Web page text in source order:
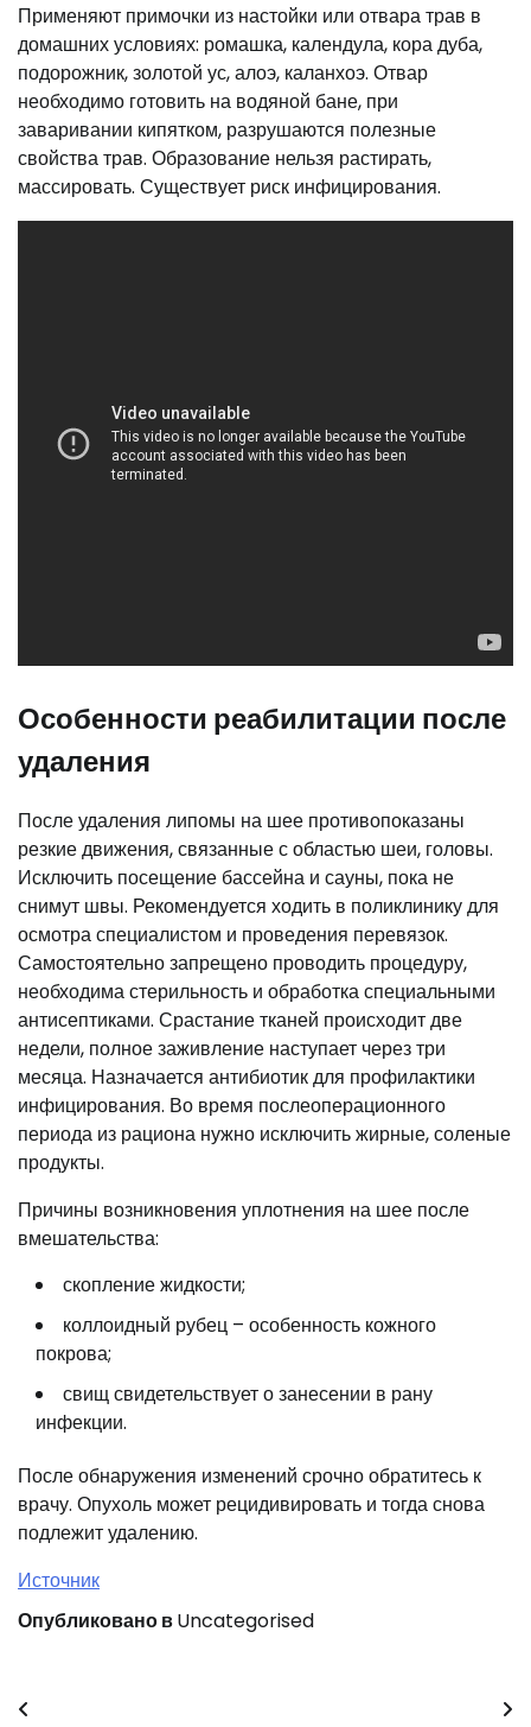
Применяют примочки из настойки или отвара трав в
домашних условиях: ромашка, календула, кора дуба,
подорожник, золотой ус, алоэ, каланхоэ. Отвар
необходимо готовить на водяной бане, при
заваривании кипятком, разрушаются полезные
свойства трав. Образование нельзя растирать,
массировать. Существует риск инфицирования.
Особенности реабилитации после
удаления
После удаления липомы на шее противопоказаны
резкие движения, связанные с областью шеи, головы.
Исключить посещение бассейна и сауны, пока не
снимут швы. Рекомендуется ходить в поликлинику для
осмотра специалистом и проведения перевязок.
Самостоятельно запрещено проводить процедуру,
необходима стерильность и обработка специальными
антисептиками. Срастание тканей происходит две
недели, полное заживление наступает через три
месяца. Назначается антибиотик для профилактики
инфицирования. Во время послеоперационного
периода из рациона нужно исключить жирные, соленые
продукты.
Причины возникновения уплотнения на шее после
вмешательства:
скопление жидкости;
коллоидный рубец – особенность кожного
покрова;
свищ свидетельствует о занесении в рану
инфекции.
После обнаружения изменений срочно обратитесь к
врачу. Опухоль может рецидивировать и тогда снова
подлежит удалению.
Источник
Опубликовано вUncategorised
Навигация